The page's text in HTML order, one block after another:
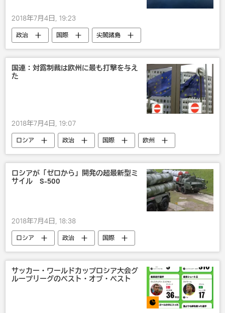
2018年7月4日, 19:23
政治 国際 尖閣諸島
国連：対露制裁は欧州に最も打撃を与え
た
2018年7月4日, 19:07
ロシア 政治 国際
欧州
国連
制裁
ロシアが「ゼロから」開発の超最新型ミ
サイル S-500
2018年7月4日, 18:38
ロシア 政治
国際
ロシア軍
武器・兵器 軍事
サッカー・ワールドカップロシア大会グ
ループリーグのベスト・オブ・ベスト